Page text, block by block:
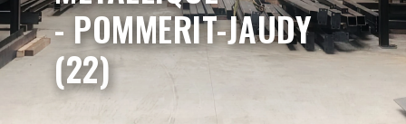
- POMMERIT-JAUDY
(22)